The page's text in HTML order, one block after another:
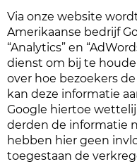
Via onze website
Amerikaanse bedrijf
“Analytics” en
dienst om bij te
over hoe bezoekers
kan deze informatie
Google hiertoe
derden de informatie
hebben hier geen
toegestaan de